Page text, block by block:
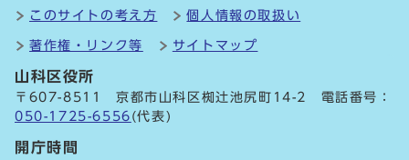
このサイトの考え方 個人情報の取扱い
著作権・リンク等 サイトマップ
山科区役所
〒607-8511 京都市山科区椥辻池尻町14-2 電話番号：
050-1725-6556 (代表)
開庁時間